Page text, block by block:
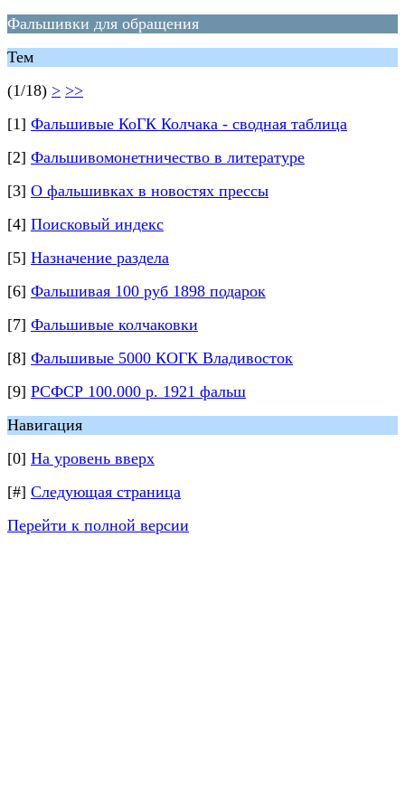
Фальшивки для обращения
Тем
(1/18) > >>
[1] Фальшивые КоГК Колчака - сводная таблица
[2] Фальшивомонетничество в литературе
[3] О фальшивках в новостях прессы
[4] Поисковый индекс
[5] Назначение раздела
[6] Фальшивая 100 руб 1898 подарок
[7] Фальшивые колчаковки
[8] Фальшивые 5000 КОГК Владивосток
[9] РСФСР 100.000 р. 1921 фальш
Навигация
[0] На уровень вверх
[#] Следующая страница
Перейти к полной версии